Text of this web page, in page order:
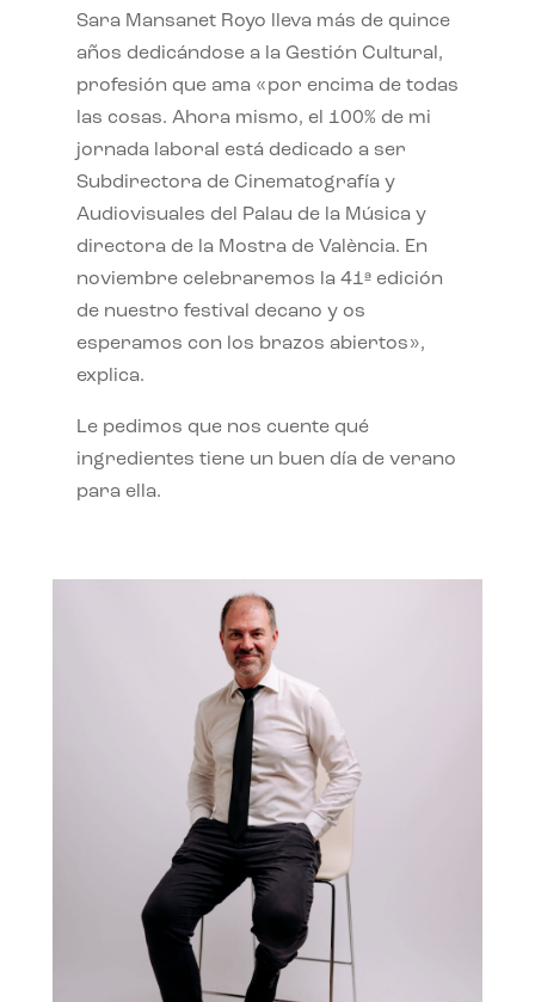
Sara Mansanet Royo lleva más de quince
años dedicándose a la Gestión Cultural,
profesión que ama «por encima de todas
las cosas. Ahora mismo, el 100% de mi
jornada laboral está dedicado a ser
Subdirectora de Cinematografía y
Audiovisuales del Palau de la Música y
directora de la Mostra de València. En
noviembre celebraremos la 41ª edición
de nuestro festival decano y os
esperamos con los brazos abiertos»,
explica.
Le pedimos que nos cuente qué
ingredientes tiene un buen día de verano
para ella.